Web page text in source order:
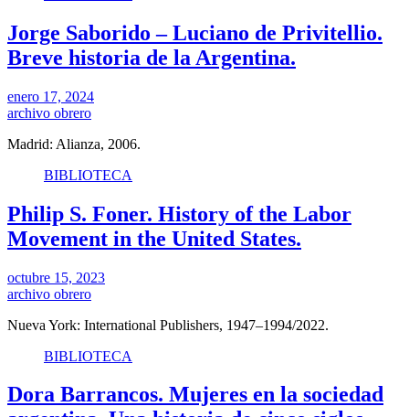
Jorge Saborido – Luciano de Privitellio.
Breve historia de la Argentina.
enero 17, 2024
archivo obrero
Madrid: Alianza, 2006.
BIBLIOTECA
Philip S. Foner. History of the Labor
Movement in the United States.
octubre 15, 2023
archivo obrero
Nueva York: International Publishers, 1947–1994/2022.
BIBLIOTECA
Dora Barrancos. Mujeres en la sociedad